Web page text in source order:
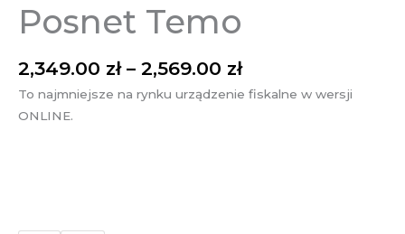
Posnet Temo
2,349.00 zł – 2,569.00 zł
To najmniejsze na rynku urządzenie fiskalne w wersji
ONLINE.